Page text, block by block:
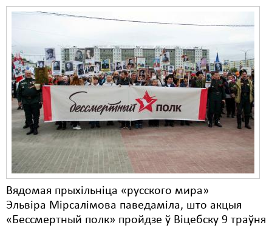
Вядомая прыхільніца «русского мира»
Эльвіра Мірсалімова паведаміла, што акцыя
«Бессмертный полк» пройдзе ў Віцебску 9 траўня